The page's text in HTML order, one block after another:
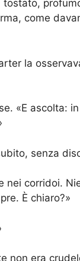
tostato,
come
la
«E ascolta:
senza
nei corridoi.
È chiaro?»
non era